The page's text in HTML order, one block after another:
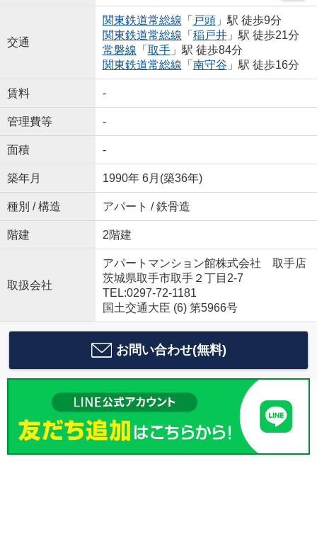
交通
関東鉄道常総線 「 戸頭」駅 徒歩9分
関東鉄道常総線 「 稲戸井」駅 徒歩21分
常磐線 「 取手」駅 徒歩84分
関東鉄道常総線 「 南守谷 」駅 徒歩16分
賃料 -
管理費等 -
面積 -
築年月 1990年 6月(築36年)
種別 / 構造 アパート / 鉄骨造
階建 2階建
取扱会社
アパートマンション館株式会社 取手店
茨城県取手市取手２丁目2-7
TEL:0297-72-1181
国土交通大臣 (6) 第5966号
お問い合わせ(無料)